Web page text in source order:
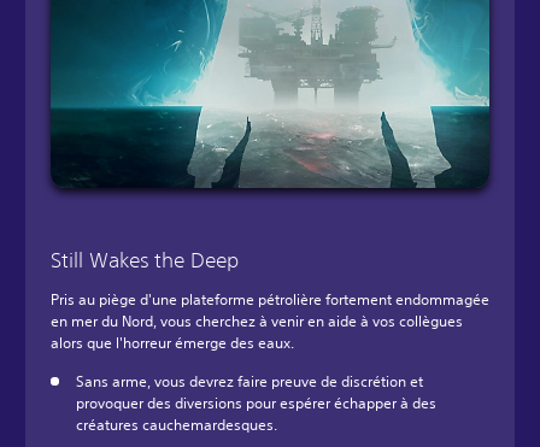
Still Wakes the Deep
Pris au piège d'une plateforme pétrolière fortement endommagée
en mer du Nord, vous cherchez à venir en aide à vos collègues
alors que l'horreur émerge des eaux.
Sans arme, vous devrez faire preuve de discrétion et
provoquer des diversions pour espérer échapper à des
créatures cauchemardesques.